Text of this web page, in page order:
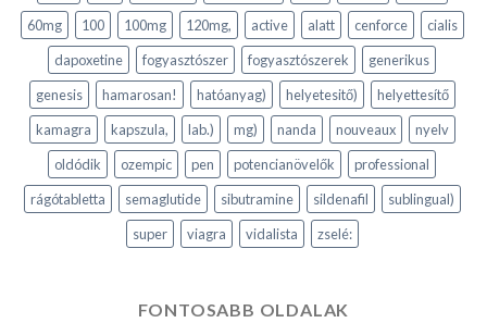
60mg
100 100mg 120mg, active alatt cenforce
cialis
dapoxetine
fogyasztószer fogyasztószerek
generikus
genesis
hamarosan! hatóanyag) helyetesitő)
helyettesítő
kamagra
kapszula, lab.) mg) nanda nouveaux
nyelv
oldódik
ozempic pen potencianövelők
professional
rágótabletta
semaglutide sibutramine sildenafil
sublingual)
super
viagra vidalista zselé:
FONTOSABB OLDALAK